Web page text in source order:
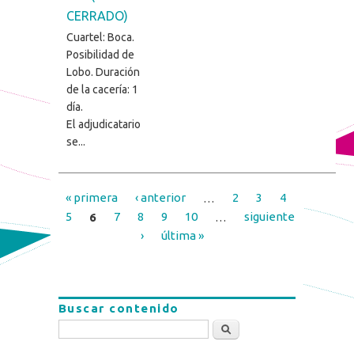
CERRADO)
Cuartel: Boca.
Posibilidad de
Lobo. Duración
de la cacería: 1
día.
El adjudicatario
se...
Páginas
« primera ‹ anterior … 2 3
4
5
6 7 8 9 10 …
siguiente
›
última »
Buscar contenido
Buscar